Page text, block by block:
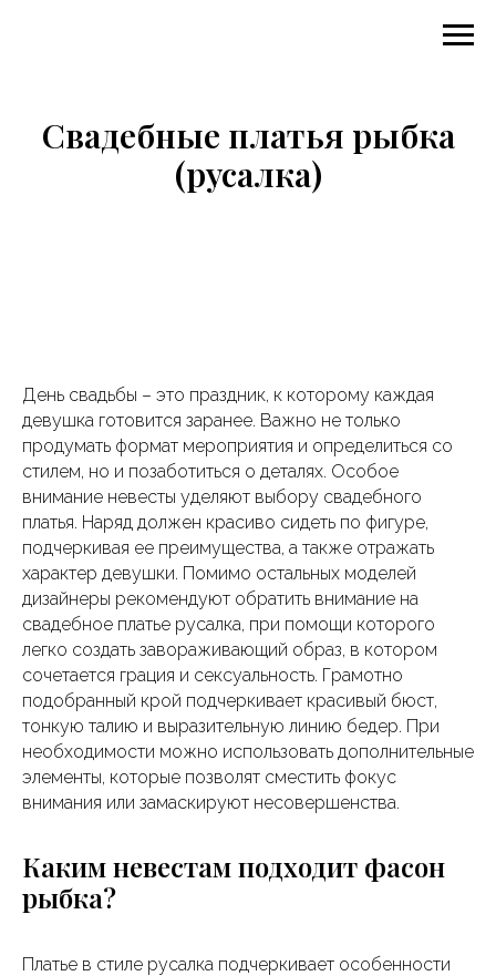
Свадебные платья рыбка
(русалка)
День свадьбы – это праздник, к которому каждая
девушка готовится заранее. Важно не только
продумать формат мероприятия и определиться со
стилем, но и позаботиться о деталях. Особое
внимание невесты уделяют выбору свадебного
платья. Наряд должен красиво сидеть по фигуре,
подчеркивая ее преимущества, а также отражать
характер девушки. Помимо остальных моделей
дизайнеры рекомендуют обратить внимание на
свадебное платье русалка, при помощи которого
легко создать завораживающий образ, в котором
сочетается грация и сексуальность. Грамотно
подобранный крой подчеркивает красивый бюст,
тонкую талию и выразительную линию бедер. При
необходимости можно использовать дополнительные
элементы, которые позволят сместить фокус
внимания или замаскируют несовершенства.
Каким невестам подходит фасон
рыбка?
Платье в стиле русалка подчеркивает особенности